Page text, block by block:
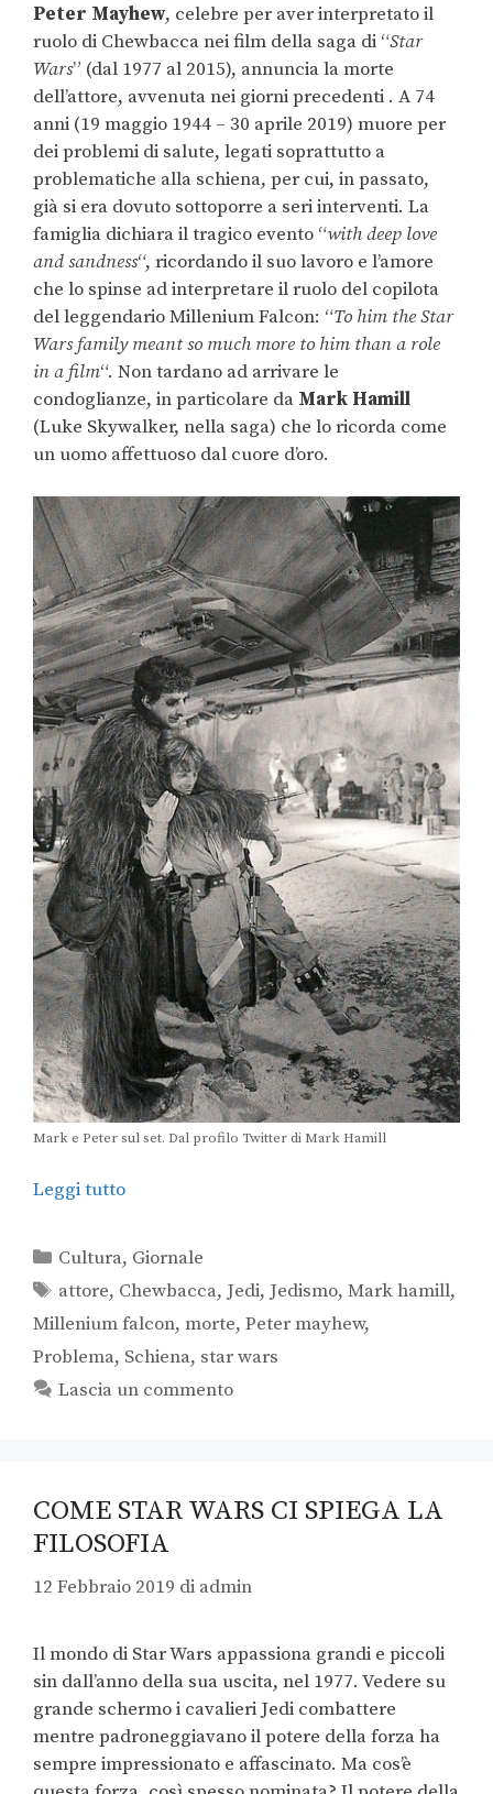
Peter Mayhew, celebre per aver interpretato il
ruolo di Chewbacca nei film della saga di “Star
Wars” (dal 1977 al 2015), annuncia la morte
dell’attore, avvenuta nei giorni precedenti . A 74
anni (19 maggio 1944 – 30 aprile 2019) muore per
dei problemi di salute, legati soprattutto a
problematiche alla schiena, per cui, in passato,
già si era dovuto sottoporre a seri interventi. La
famiglia dichiara il tragico evento “with deep love
and sandness“, ricordando il suo lavoro e l’amore
che lo spinse ad interpretare il ruolo del copilota
del leggendario Millenium Falcon: “To him the Star
Wars family meant so much more to him than a role
in a film“. Non tardano ad arrivare le
condoglianze, in particolare da Mark Hamill
(Luke Skywalker, nella saga) che lo ricorda come
un uomo affettuoso dal cuore d’oro.
Mark e Peter sul set. Dal profilo Twitter di Mark Hamill
Leggi tutto
Cultura, Giornale
attore, Chewbacca, Jedi, Jedismo,Mark hamill,
Millenium falcon, morte, Peter mayhew,
Problema, Schiena, star wars
Lascia un commento
COME STAR WARS CI SPIEGA LA
FILOSOFIA
12 Febbraio 2019 di admin
Il mondo di Star Wars appassiona grandi e piccoli
sin dall’anno della sua uscita, nel 1977. Vedere su
grande schermo i cavalieri Jedi combattere
mentre padroneggiavano il potere della forza ha
sempre impressionato e affascinato. Ma cos’è